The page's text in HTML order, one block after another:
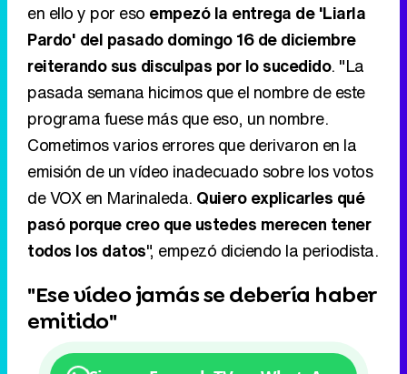
en ello y por eso empezó la entrega de 'Liarla
Pardo' del pasado domingo 16 de diciembre
reiterando sus disculpas por lo sucedido. "La
pasada semana hicimos que el nombre de este
programa fuese más que eso, un nombre.
Cometimos varios errores que derivaron en la
emisión de un vídeo inadecuado sobre los votos
de VOX en Marinaleda. Quiero explicarles qué
pasó porque creo que ustedes merecen tener
todos los datos", empezó diciendo la periodista.
"Ese vídeo jamás se debería haber
emitido"